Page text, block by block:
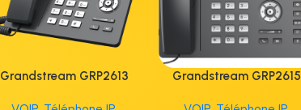
Grandstream GRP2613 Grandstream GRP2615